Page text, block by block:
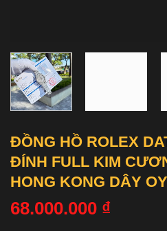
ĐỒNG HỒ ROLEX
ĐÍNH FULL KIM
HONG KONG DÂY
68.000.000 ₫